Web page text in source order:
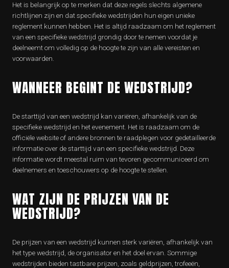
Het is belangrijk op te merken dat deze regels slechts algemene
richtlijnen zijn en dat specifieke wedstrijden hun eigen unieke
reglement kunnen hebben. Het is altijd raadzaam om het reglement
van een specifieke wedstrijd grondig door te nemen voordat je
deelneemt om volledig op de hoogte te zijn van alle vereisten en
voorwaarden.
WANNEER BEGINT DE WEDSTRIJD?
De starttijd van een wedstrijd kan variëren, afhankelijk van de
specifieke wedstrijd en het evenement. Het is raadzaam om de
officiële website of andere bronnen te raadplegen voor gedetailleerde
informatie over de starttijd van een specifieke wedstrijd. Deze
informatie wordt meestal ruim van tevoren gecommuniceerd om
deelnemers en toeschouwers op de hoogte te stellen.
WAT ZIJN DE PRIJZEN VAN DE
WEDSTRIJD?
De prijzen van een wedstrijd kunnen sterk variëren, afhankelijk van
het type wedstrijd, de organisator en het doel ervan. Sommige
wedstrijden bieden tastbare prijzen, zoals geldprijzen, trofeeën,